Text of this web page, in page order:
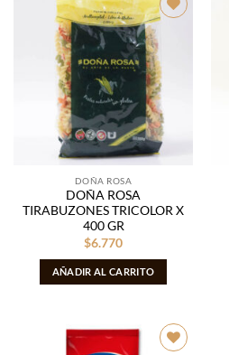
Añadir
lista de
deseos
DOÑA ROSA
DOÑA ROSA
TIRABUZONES TRICOLOR X
400 GR
$6.770
AÑADIR AL CARRITO